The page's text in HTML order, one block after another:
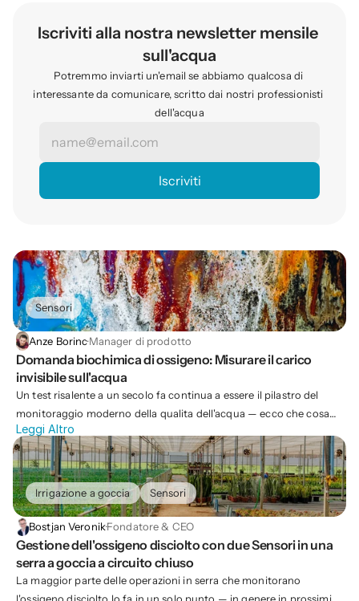
Iscriviti alla nostra newsletter mensile
sull'acqua
Potremmo inviarti un'email se abbiamo qualcosa di
interessante da comunicare, scritto dai nostri professionisti
dell'acqua
Sensori
Anze Borinc·Manager di prodotto
Domanda biochimica di ossigeno: Misurare il carico
invisibile sull'acqua
Un test risalente a un secolo fa continua a essere il pilastro del
monitoraggio moderno della qualita dell'acqua — ecco che cosa
misura la DBO, perche e importante e come si esegue.
Leggi Altro
Irrigazione a goccia Sensori
Bostjan Veronik·Fondatore & CEO
Gestione dell'ossigeno disciolto con due Sensori in una
serra a goccia a circuito chiuso
La maggior parte delle operazioni in serra che monitorano